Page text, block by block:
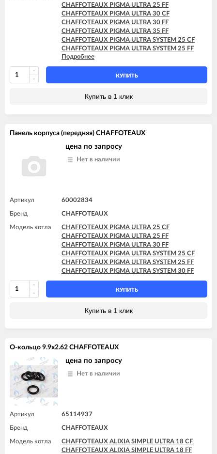
CHAFFOTEAUX PIGMA ULTRA 25 FF
CHAFFOTEAUX PIGMA ULTRA 30 CF
CHAFFOTEAUX PIGMA ULTRA 30 FF
CHAFFOTEAUX PIGMA ULTRA 35 FF
CHAFFOTEAUX PIGMA ULTRA SYSTEM 25 CF
CHAFFOTEAUX PIGMA ULTRA SYSTEM 25 FF
CHAFFOTEAUX PIGMA ULTRA SYSTEM 30 FF
CHAFFOTEAUX PIGMA ULTRA SYSTEM 35 FF
Подробнее
КУПИТЬ
Купить в 1 клик
Панель корпуса (передняя) CHAFFOTEAUX
цена по запросу
Нет в наличии
Артикул 60002834
Бренд CHAFFOTEAUX
Модель котла
CHAFFOTEAUX PIGMA ULTRA 25 CF
CHAFFOTEAUX PIGMA ULTRA 25 FF
CHAFFOTEAUX PIGMA ULTRA 30 FF
CHAFFOTEAUX PIGMA ULTRA SYSTEM 25 CF
CHAFFOTEAUX PIGMA ULTRA SYSTEM 25 FF
CHAFFOTEAUX PIGMA ULTRA SYSTEM 30 FF
КУПИТЬ
Купить в 1 клик
О-кольцо 9.9x2.62 CHAFFOTEAUX
цена по запросу
Нет в наличии
Артикул 65114937
Бренд CHAFFOTEAUX
Модель котла
CHAFFOTEAUX ALIXIA SIMPLE ULTRA 18 CF
CHAFFOTEAUX ALIXIA SIMPLE ULTRA 18 FF